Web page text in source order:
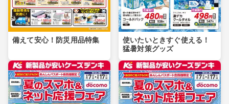
備えて安心！防災用品特集
使いたいときすぐ使える！
猛暑対策グッズ